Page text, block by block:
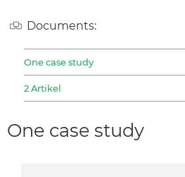
Documents:
One case study
2 Artikel
One case study